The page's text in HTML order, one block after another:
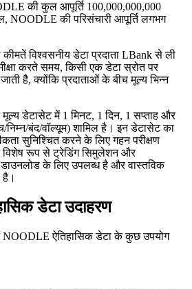
की कुल आपूर्ति 100,000,000,000
NOODLE की परिसंचारी आपूर्ति लगभग
कीमतें विश्वसनीय डेटा प्रदाता LBank से ली
करते समय, किसी एक डेटा स्रोत पर
है, क्योंकि प्रदाताओं के बीच मूल्य भिन्न
मूल्य डेटासेट में 1 मिनट, 1 दिन, 1 सप्ताह और
निम्न/बंद/वॉल्यूम) शामिल है। इन डेटासेट का
सुनिश्चित करने के लिए गहन परीक्षण
विशेष रूप से ट्रेडिंग सिमुलेशन और
के लिए उपलब्ध है और वास्तविक
है।
डेटा उदाहरण
NOODLE ऐतिहासिक डेटा के कुछ उपयोग